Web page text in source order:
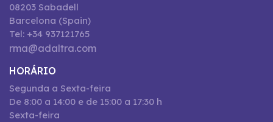
08203 Sabadell
Barcelona (Spain)
Tel: +34 937121765
rma@adaltra.com
HORÁRIO
Segunda a Sexta-feira
De 8:00 a 14:00 e de 15:00 a 17:30 h
Sexta-feira